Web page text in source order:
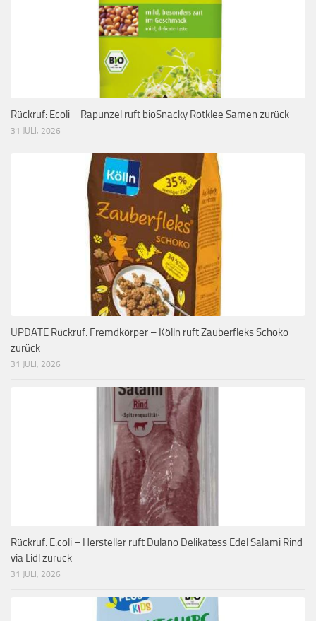
Rückruf: Ecoli – Rapunzel ruft bioSnacky Rotklee Samen zurück
31 JULI, 2026
UPDATE Rückruf: Fremdkörper – Kölln ruft Zauberfleks Schoko
zurück
31 JULI, 2026
Rückruf: E.coli – Hersteller ruft Dulano Delikatess Edel Salami Rind
via Lidl zurück
31 JULI, 2026